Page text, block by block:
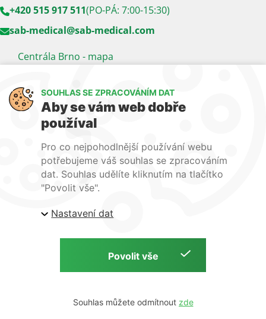
+420 515 917 511(PO-PÁ: 7:00-15:30)
sab-medical@sab-medical.com
Centrála Brno - mapa
Sledujte nás
LinkedIn Facebook
Naše další weby:
www.lecba-rakoviny.com
www.lecba-bolesti.com
Copyright © S. A. B. Medical, 2026 | Zdravotnická technika a potřeby
SOUHLAS SE ZPRACOVÁNÍM DAT
Aby se vám web dobře
používal
Pro co nejpohodlnější používání webu
potřebujeme váš souhlas se zpracováním
dat. Souhlas udělíte kliknutím na tlačítko
"Povolit vše".
Nastavení dat
Souhlas můžete odmítnout